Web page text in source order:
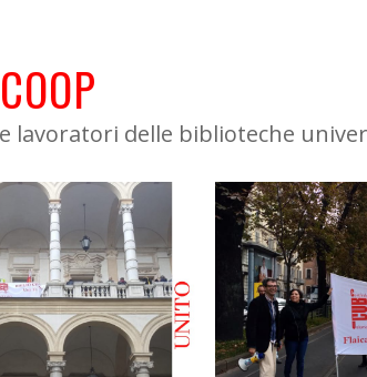
lavoratori delle biblioteche